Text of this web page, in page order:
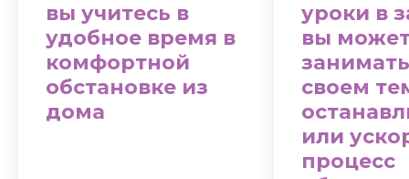
вы учитесь в
удобное время в
комфортной
обстановке из
дома
уроки в
вы
своем
или
процесс